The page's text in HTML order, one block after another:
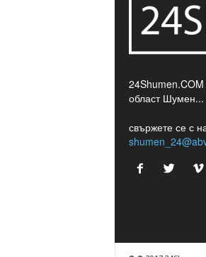
област Шумен...
свържете се с